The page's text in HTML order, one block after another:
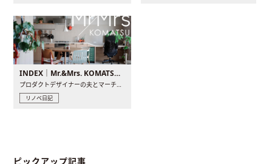
INDEX｜Mr.&Mrs. KOMATSU renovation diary
リノベ日記
ピックアップ記事